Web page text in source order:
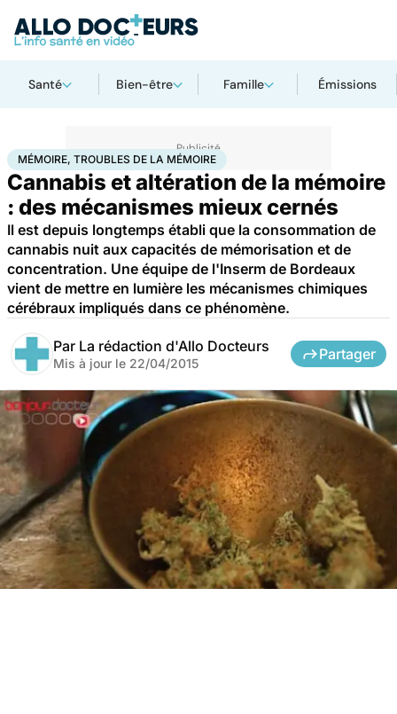
Santé Bien-être Famille Émissions
AccueilSantéMaladiesMémoire, troubles de la mémoire
MÉMOIRE, TROUBLES DE LA MÉMOIRE
Cannabis et altération de la mémoire
: des mécanismes mieux cernés
Il est depuis longtemps établi que la consommation de
cannabis nuit aux capacités de mémorisation et de
concentration. Une équipe de l'Inserm de Bordeaux
vient de mettre en lumière les mécanismes chimiques
cérébraux impliqués dans ce phénomène.
Par La rédaction d'Allo Docteurs
Mis à jour le 22/04/2015
Partager